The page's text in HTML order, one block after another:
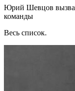
Юрий Шевцов
команды
Весь список.